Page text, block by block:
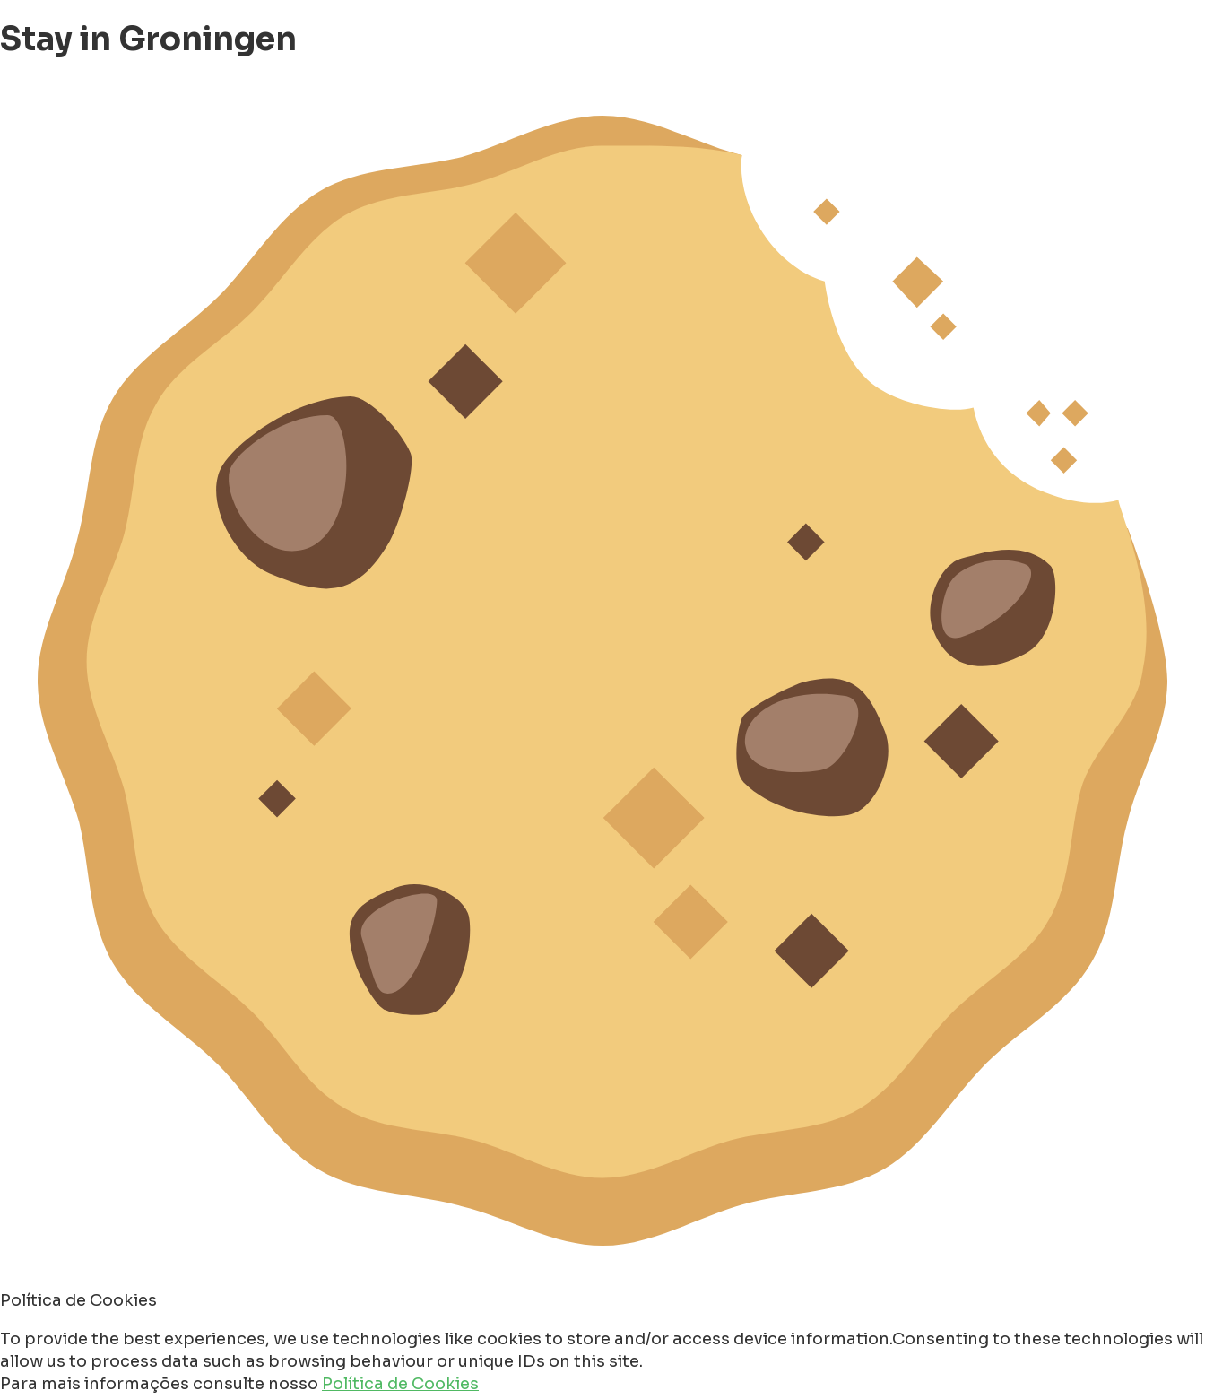
Stay in Groningen
Política de Cookies
To provide the best experiences, we use technologies like cookies to store and/or access device information.Consenting to these technologies will
allow us to process data such as browsing behaviour or unique IDs on this site.
Para mais informações consulte nosso Política de Cookies